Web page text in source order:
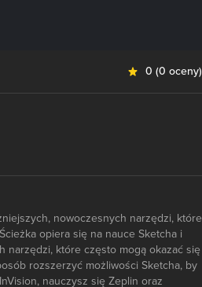
0 (0 oceny)
nowoczesnych narzędzi, które
opiera się na nauce Sketcha i
narzędzi, które często mogą okazać się
rozszerzyć możliwości Sketcha, by
nauczysz się Zeplin oraz